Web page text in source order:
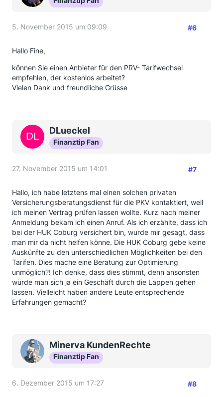
5. November 2015 um 09:09 #6
Hallo Fine,
können Sie einen Anbieter für den PRV- Tarifwechsel
empfehlen, der kostenlos arbeitet?
Vielen Dank und freundliche Grüsse
DLueckel
Finanztip Fan
27. November 2015 um 14:01 #7
Hallo, ich habe letztens mal einen solchen privaten
Versicherungsberatungsdienst für die PKV kontaktiert, weil
ich meinen Vertrag prüfen lassen wollte. Kurz nach meiner
Anmeldung bekam ich einen Anruf. Als ich erzählte, dass ich
bei der HUK Coburg versichert bin, wurde mir gesagt, dass
man mir da nicht helfen könne. Die HUK Coburg gebe keine
Auskünfte zu den unterschiedlichen Möglichkeiten bei den
Tarifen. Dies mache eine Beratung zur Optimierung
unmöglich?! Ich denke, dass dies stimmt, denn ansonsten
würde man sich ja ein Geschäft durch die Lappen gehen
lassen. Vielleicht haben andere Leute entsprechende
Erfahrungen gemacht?
Minerva KundenRechte
Finanztip Fan
6. Dezember 2015 um 17:27 #8